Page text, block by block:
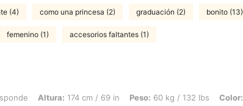
(4) como una princesa (2) graduación (2) bonito (13)
femenino (1) accesorios faltantes (1)
Altura: 174 cm / 69 in, Peso: 60 kg / 132 lbs, Color: Negro, Talla: S
Altura: 174 cm / 69 in Peso: 60 kg / 132 lbs Color: